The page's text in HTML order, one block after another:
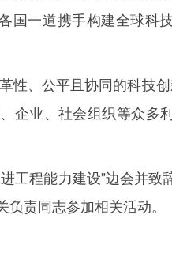
国一道携手构建全球科
性、公平且协同的科技
企业、社会组织等众多
程能力建设”边会并致
责同志参加相关活动。